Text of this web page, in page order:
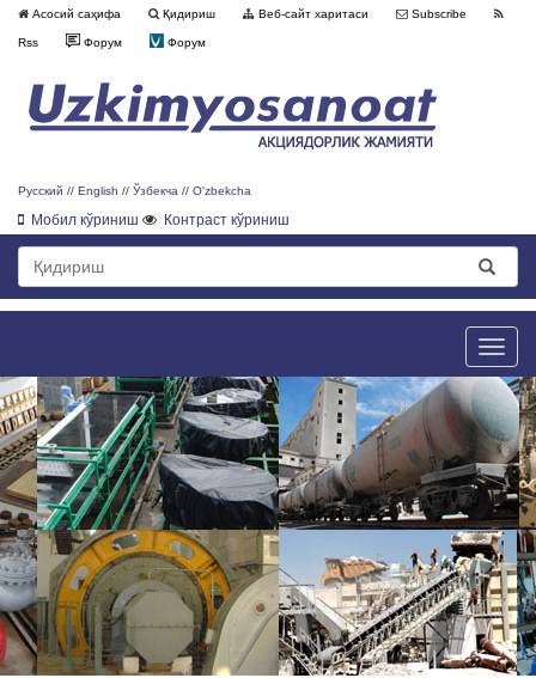
Асосий саҳифа Қидириш Веб-сайт харитаси Subscribe
Rss Форум Форум
Русский // English // Ўзбекча // O'zbekcha
Мобил кўриниш Контраст кўриниш
Toggle